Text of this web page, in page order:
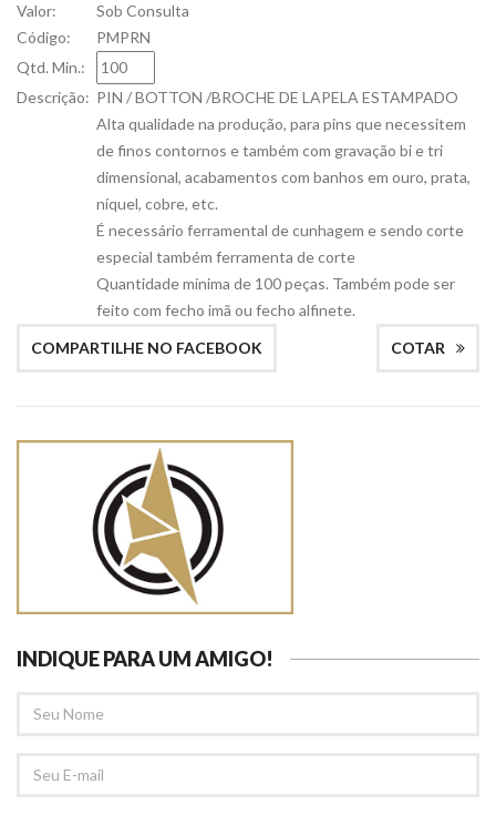
Valor:
Sob Consulta
Código:
PMPRN
Qtd. Min.:
Descrição: PIN / BOTTON /BROCHE DE LAPELA ESTAMPADO
Alta qualidade na produção, para pins que necessitem
de finos contornos e também com gravação bi e tri
dimensional, acabamentos com banhos em ouro, prata,
níquel, cobre, etc.
É necessário ferramental de cunhagem e sendo corte
especial também ferramenta de corte
Quantidade mínima de 100 peças. Também pode ser
feito com fecho imã ou fecho alfinete.
COTAR
COMPARTILHE NO FACEBOOK
INDIQUE PARA UM AMIGO!
NOME
EMAIL